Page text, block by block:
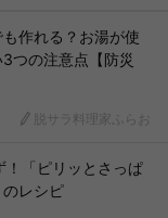
作れる？お湯が使
つの注意点【防災
脱サラ料理家ふらお
！「ピリッとさっぱ
レシピ